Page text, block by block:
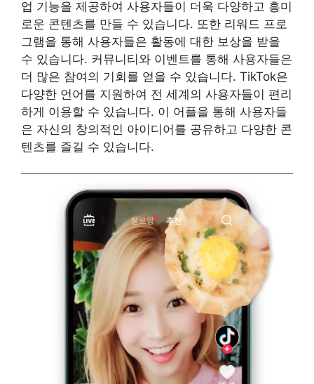
업 기능을 제공하여 사용자들이 더욱 다양하고 흥미
로운 콘텐츠를 만들 수 있습니다. 또한 리워드 프로
그램을 통해 사용자들은 활동에 대한 보상을 받을
수 있습니다. 커뮤니티와 이벤트를 통해 사용자들은
더 많은 참여의 기회를 얻을 수 있습니다. TikTok은
다양한 언어를 지원하여 전 세계의 사용자들이 편리
하게 이용할 수 있습니다. 이 어플을 통해 사용자들
은 자신의 창의적인 아이디어를 공유하고 다양한 콘
텐츠를 즐길 수 있습니다.